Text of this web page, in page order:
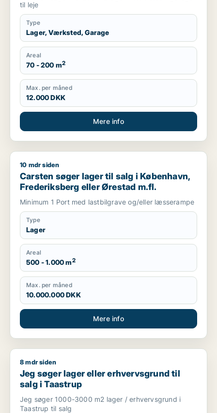
til leje
Type
Lager, Værksted, Garage
Areal
70 - 200 m2
Max. per måned
12.000 DKK
Mere info
Carsten søger lager til salg i København, Frederiksberg
10 mdr siden
Carsten søger lager til salg i København,
Frederiksberg eller Ørestad m.fl.
Minimum 1 Port med lastbilgrave og/eller læsserampe
Type
Lager
Areal
500 - 1.000 m2
Max. per måned
10.000.000 DKK
Mere info
Jeg søger lager eller erhvervsgrund til salg i Taastrup
8 mdr siden
Jeg søger lager eller erhvervsgrund til
salg i Taastrup
Jeg søger 1000-3000 m2 lager / erhvervsgrund i
Taastrup til salg